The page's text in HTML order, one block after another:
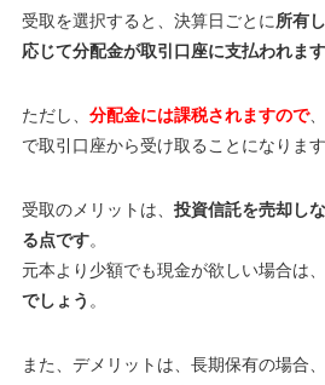
受取を選択すると、決算日ごとに所有
応じて分配金が取引口座に支払われます
ただし、 分配金には課税されますので
で取引口座から受け取ることになります
受取のメリットは、 投資信託を売却し
る点です。
元本より少額でも現金が欲しい場合は、
でしょう 。
また、デメリットは、長期保有の場合、